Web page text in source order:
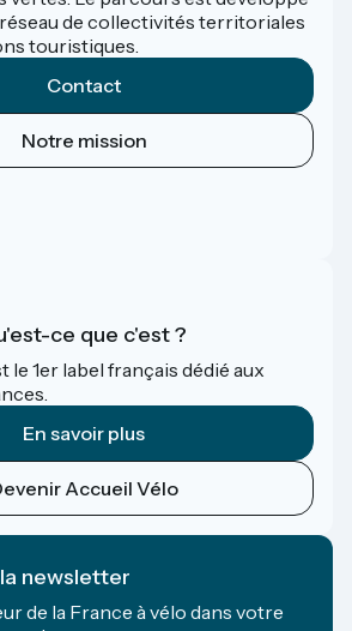
réseau de collectivités territoriales
touristiques.
Contact
Notre mission
ce que c'est ?
le 1er label français dédié aux
En savoir plus
Accueil Vélo
la newsletter
de la France à vélo dans votre